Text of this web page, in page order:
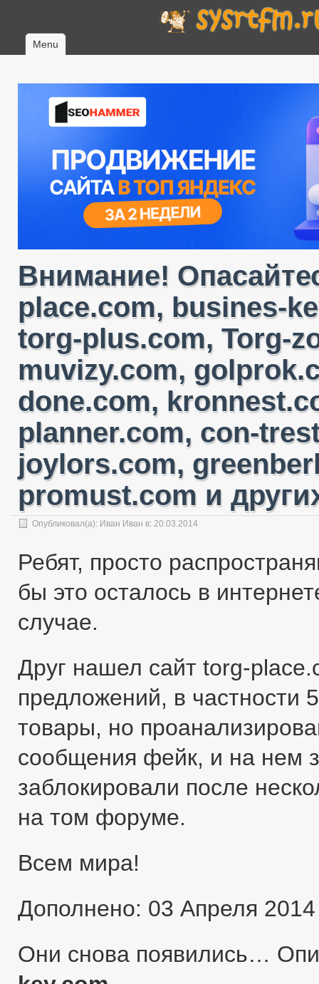
Menu
Внимание!
place.com, busines-
torg-plus.com, Torg-
muvizy.com,
done.com,
planner.com, con-
joylors.com,
promust.com и
Опубликовал(а): Иван Иван в: 20.03.2014
Ребят, просто
бы это осталось в
случае.
Друг нашел сайт torg-
предложений, в частности
товары, но
сообщения фейк, и на нем
заблокировали после
на том форуме.
Всем мира!
Дополнено: 03 Апреля 2014
Они снова появились…